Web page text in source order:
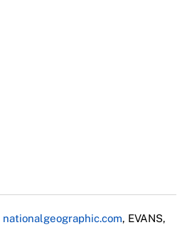
nationalgeographic.com, EVANS,